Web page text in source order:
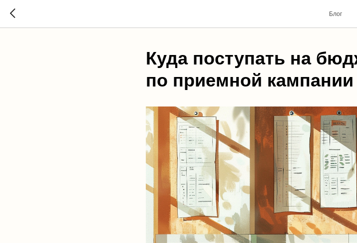
Блог
Куда поступать на
по приемной кампании